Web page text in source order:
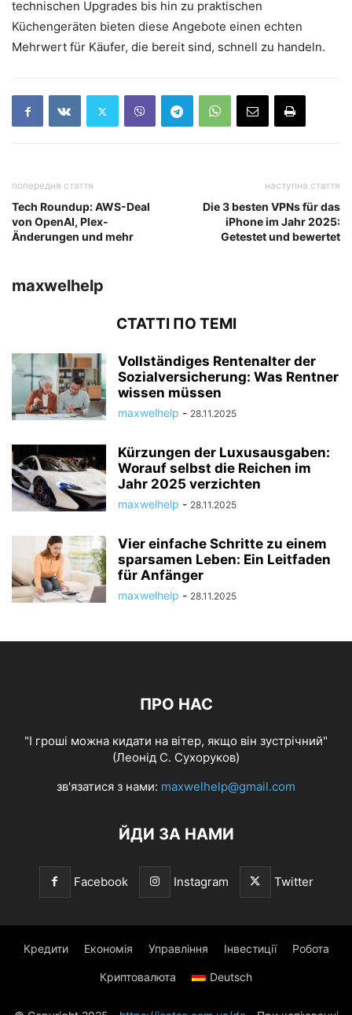
technischen Upgrades bis hin zu praktischen
Küchengeräten bieten diese Angebote einen echten
Mehrwert für Käufer, die bereit sind, schnell zu handeln.
попередня стаття
Tech Roundup: AWS-Deal
von OpenAI, Plex-
Änderungen und mehr
наступна стаття
Die 3 besten VPNs für das
iPhone im Jahr 2025:
Getestet und bewertet
maxwelhelp
СТАТТІ ПО ТЕМІ
Vollständiges Rentenalter der
Sozialversicherung: Was Rentner
wissen müssen
maxwelhelp - 28.11.2025
Kürzungen der Luxusausgaben:
Worauf selbst die Reichen im
Jahr 2025 verzichten
maxwelhelp - 28.11.2025
Vier einfache Schritte zu einem
sparsamen Leben: Ein Leitfaden
für Anfänger
maxwelhelp - 28.11.2025
ПРО НАС
"І гроші можна кидати на вітер, якщо він зустрічний"
(Леонід С. Сухоруков)
зв'язатися з нами: maxwelhelp@gmail.com
ЙДИ ЗА НАМИ
Facebook Instagram Twitter
Кредити Економія Управління Інвестиції Робота
Криптовалюта Deutsch